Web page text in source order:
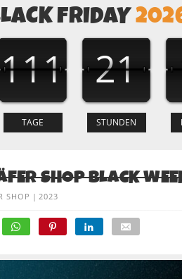
FRIDAY
111 21
SHOP BLACK
SHOP | 2023